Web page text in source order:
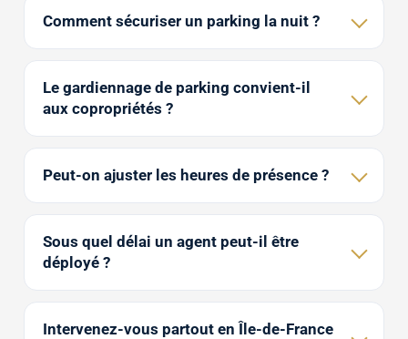
Comment sécuriser un parking la nuit ?
Le gardiennage de parking convient-il
aux copropriétés ?
Peut-on ajuster les heures de présence ?
Sous quel délai un agent peut-il être
déployé ?
Intervenez-vous partout en Île-de-France